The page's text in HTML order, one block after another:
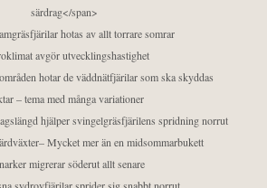
särdrag</span>
hotas av allt torrare somrar
avgör utvecklingshastighet
hotar de väddnätfjärilar som ska skyddas
– tema med många variationer
hjälper svingelgräsfjärilens spridning norrut
Mycket mer än en midsommarbukett
migrerar söderut allt senare